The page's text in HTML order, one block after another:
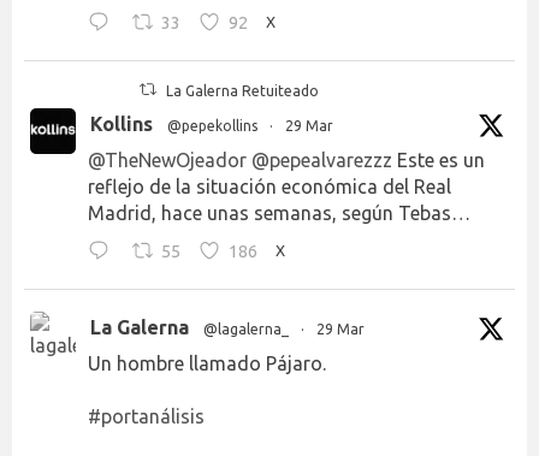
33 92 X
La Galerna Retuiteado
Kollins @pepekollins · 29 Mar
@TheNewOjeador @pepealvarezzz Este es un
reflejo de la situación económica del Real
Madrid, hace unas semanas, según Tebas…
55 186 X
La Galerna @lagalerna_ · 29 Mar
Un hombre llamado Pájaro.
#portanálisis